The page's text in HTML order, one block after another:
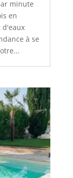
minute
en
d'eaux
à se